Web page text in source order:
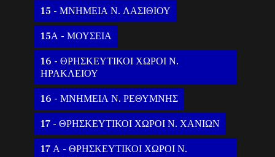
15 - ΜΝΗΜΕΙΑ Ν. ΛΑΣΙΘΙΟΥ
15Α - ΜΟΥΣΕΙΑ
16 - ΘΡΗΣΚΕΥΤΙΚΟΙ ΧΩΡΟΙ Ν.
ΗΡΑΚΛΕΙΟΥ
16 - ΜΝΗΜΕΙΑ Ν. ΡΕΘΥΜΝΗΣ
17 - ΘΡΗΣΚΕΥΤΙΚΟΙ ΧΩΡΟΙ Ν. ΧΑΝΙΩΝ
17 Α - ΘΡΗΣΚΕΥΤΙΚΟΙ ΧΩΡΟΙ Ν.